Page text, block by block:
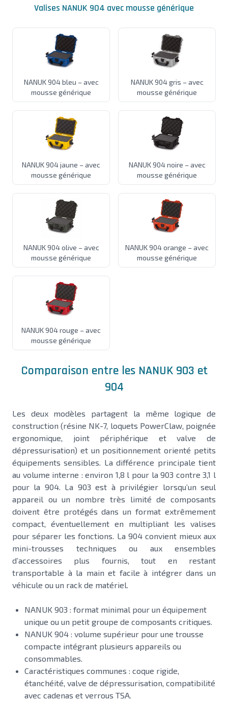
Valises NANUK 904 avec mousse générique
NANUK 904 bleu – avec
mousse générique
NANUK 904 gris – avec
mousse générique
NANUK 904 jaune – avec
mousse générique
NANUK 904 noire – avec
mousse générique
NANUK 904 olive – avec
mousse générique
NANUK 904 orange – avec
mousse générique
NANUK 904 rouge – avec
mousse générique
Comparaison entre les NANUK 903 et
904
Les deux modèles partagent la même logique de
construction (résine NK-7, loquets PowerClaw, poignée
ergonomique, joint périphérique et valve de
dépressurisation) et un positionnement orienté petits
équipements sensibles. La différence principale tient
au volume interne : environ 1,8 l pour la 903 contre 3,1 l
pour la 904. La 903 est à privilégier lorsqu’un seul
appareil ou un nombre très limité de composants
doivent être protégés dans un format extrêmement
compact, éventuellement en multipliant les valises
pour séparer les fonctions. La 904 convient mieux aux
mini-trousses techniques ou aux ensembles
d’accessoires plus fournis, tout en restant
transportable à la main et facile à intégrer dans un
véhicule ou un rack de matériel.
NANUK 903 : format minimal pour un équipement
unique ou un petit groupe de composants critiques.
NANUK 904 : volume supérieur pour une trousse
compacte intégrant plusieurs appareils ou
consommables.
Caractéristiques communes : coque rigide,
étanchéité, valve de dépressurisation, compatibilité
avec cadenas et verrous TSA.